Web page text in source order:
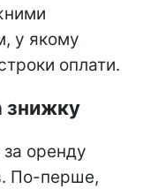
у якому
оплати.
знижку
оренду
По-перше,